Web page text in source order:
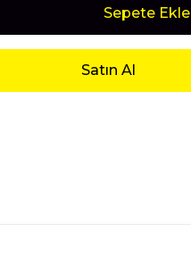
Sepete Ekle
Satın Al